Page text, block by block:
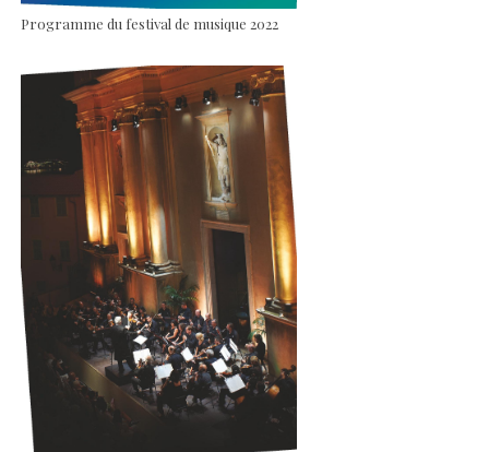
Programme du festival de musique 2022